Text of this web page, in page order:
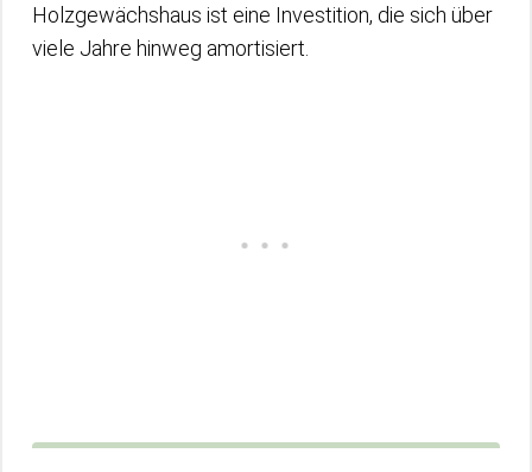
Holzgewächshaus ist eine Investition, die sich über
viele Jahre hinweg amortisiert.